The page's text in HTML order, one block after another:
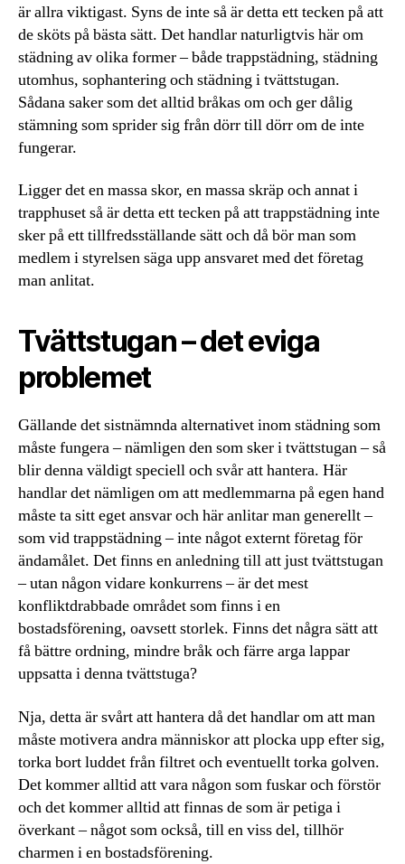
är allra viktigast. Syns de inte så är detta ett tecken på att
de sköts på bästa sätt. Det handlar naturligtvis här om
städning av olika former – både trappstädning, städning
utomhus, sophantering och städning i tvättstugan.
Sådana saker som det alltid bråkas om och ger dålig
stämning som sprider sig från dörr till dörr om de inte
fungerar.
Ligger det en massa skor, en massa skräp och annat i
trapphuset så är detta ett tecken på att trappstädning inte
sker på ett tillfredsställande sätt och då bör man som
medlem i styrelsen säga upp ansvaret med det företag
man anlitat.
Tvättstugan – det eviga
problemet
Gällande det sistnämnda alternativet inom städning som
måste fungera – nämligen den som sker i tvättstugan – så
blir denna väldigt speciell och svår att hantera. Här
handlar det nämligen om att medlemmarna på egen hand
måste ta sitt eget ansvar och här anlitar man generellt –
som vid trappstädning – inte något externt företag för
ändamålet. Det finns en anledning till att just tvättstugan
– utan någon vidare konkurrens – är det mest
konfliktdrabbade området som finns i en
bostadsförening, oavsett storlek. Finns det några sätt att
få bättre ordning, mindre bråk och färre arga lappar
uppsatta i denna tvättstuga?
Nja, detta är svårt att hantera då det handlar om att man
måste motivera andra människor att plocka upp efter sig,
torka bort luddet från filtret och eventuellt torka golven.
Det kommer alltid att vara någon som fuskar och förstör
och det kommer alltid att finnas de som är petiga i
överkant – något som också, till en viss del, tillhör
charmen i en bostadsförening.